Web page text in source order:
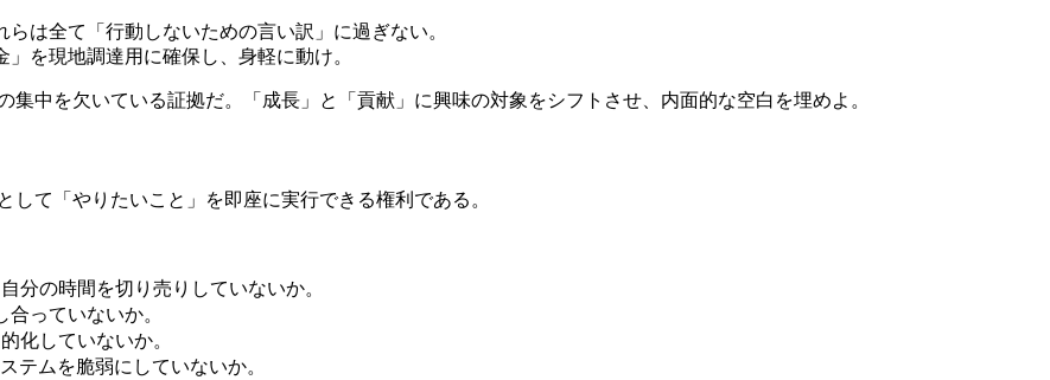
は全て「行動しないための言い訳」に過ぎない。
」を現地調達用に確保し、身軽に動け。
中を欠いている証拠だ。「成長」と「貢献」に興味の対象をシフトさせ、内面的な空白を埋めよ。
て「やりたいこと」を即座に実行できる権利である。
分の時間を切り売りしていないか。
合っていないか。
化していないか。
テムを脆弱にしていないか。